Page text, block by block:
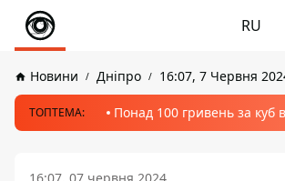
RU
Новини Дніпро 16:07, 7 Червня
ТОПТЕМА: Понад 100 гривень за куб